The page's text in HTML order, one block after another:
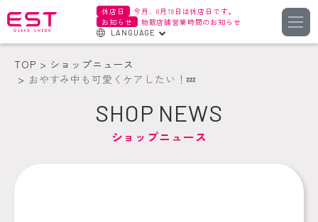
休店日
今月、8月18日は休店日です。
お知らせ
物販店舗営業時間のお知らせ
LANGUAGE
한국어
TOP
ショップニュース
おやすみ中も可愛くケアしたい！💤
SHOP NEWS
ショップニュース